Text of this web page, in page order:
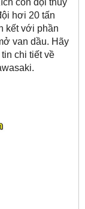
hơi 20 tấn
kết với phần
van dầu. Hãy
chi tiết về